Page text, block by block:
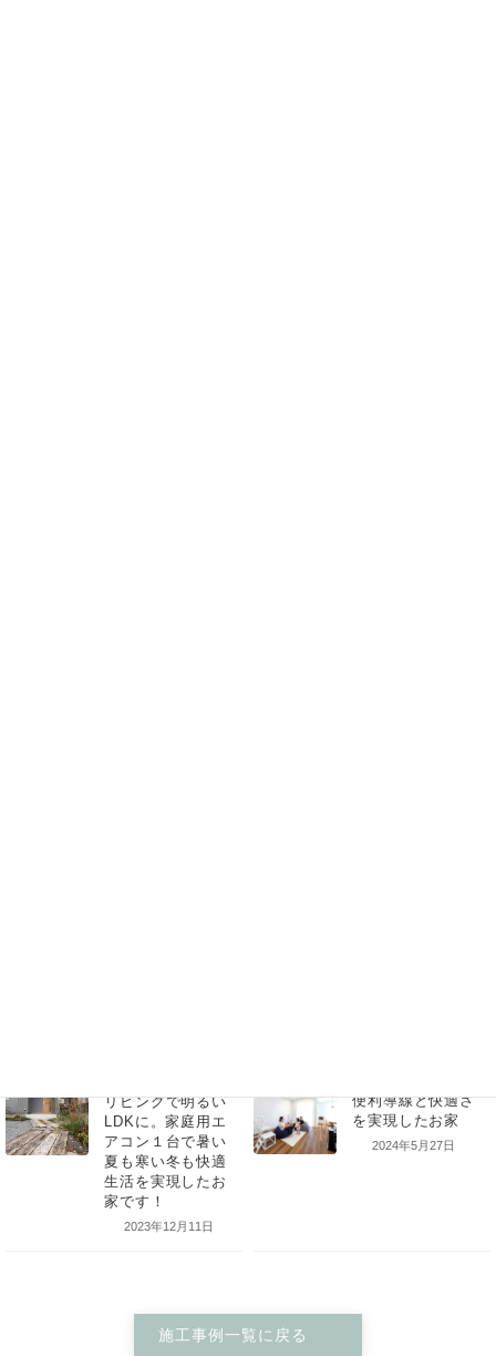
2023年12月11日
2024年5月27日
施工事例一覧に戻る